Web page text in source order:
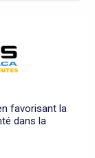
favorisant la
dans la